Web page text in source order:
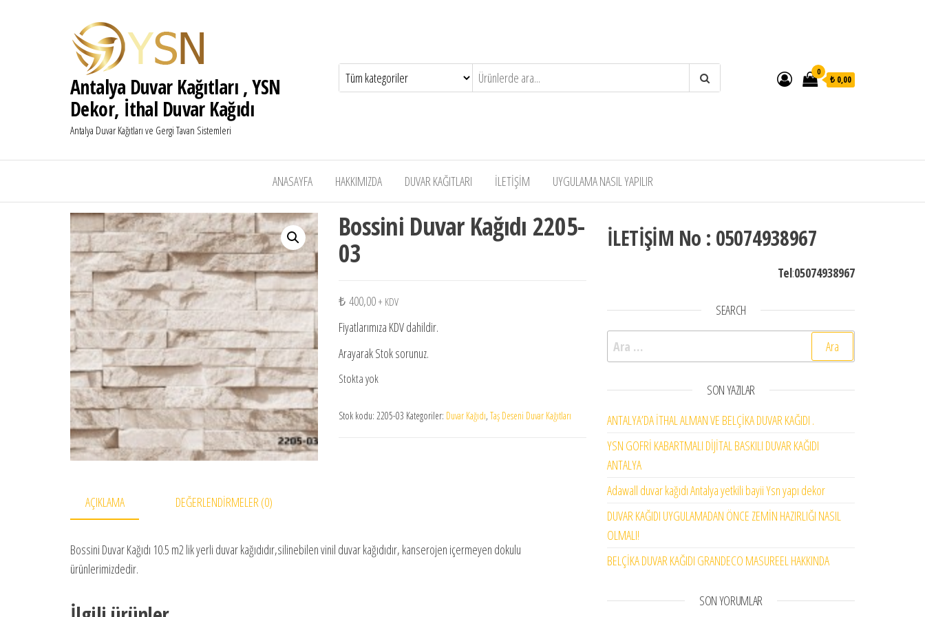
Antalya Duvar Kağıtları , YSN
Dekor, İthal Duvar Kağıdı
Antalya Duvar Kağıtları ve Gergi Tavan Sistemleri
0
₺ 0,00
ANASAYFA HAKKIMIZDA DUVAR KAĞITLARI İLETİŞİM UYGULAMA NASIL YAPILIR
Bossini Duvar Kağıdı 2205-
03
₺ 400,00 + KDV
Fiyatlarımıza KDV dahildir.
Arayarak Stok sorunuz.
Stokta yok
Stok kodu: 2205-03 Kategoriler: Duvar Kağıdı, Taş Deseni Duvar Kağıtları
AÇIKLAMA DEĞERLENDIRMELER (0)
Bossini Duvar Kağıdı 10.5 m2 lik yerli duvar kağıdıdır,silinebilen vinil duvar kağıdıdır, kanserojen içermeyen dokulu
ürünlerimizdedir.
İLETİŞİM No : 05074938967
Tel:05074938967
SEARCH
Arama:
SON YAZILAR
ANTALYA’DA İTHAL ALMAN VE BELÇİKA DUVAR KAĞIDI .
YSN GOFRİ KABARTMALI DİJİTAL BASKILI DUVAR KAĞIDI
ANTALYA
Adawall duvar kağıdı Antalya yetkili bayii Ysn yapı dekor
DUVAR KAĞIDI UYGULAMADAN ÖNCE ZEMİN HAZIRLIĞI NASIL
OLMALI!
BELÇİKA DUVAR KAĞIDI GRANDECO MASUREEL HAKKINDA
SON YORUMLAR